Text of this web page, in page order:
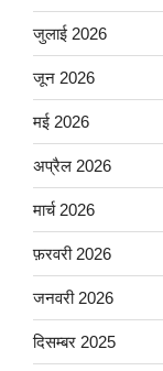
जुलाई 2026
जून 2026
मई 2026
अप्रैल 2026
मार्च 2026
फ़रवरी 2026
जनवरी 2026
दिसम्बर 2025